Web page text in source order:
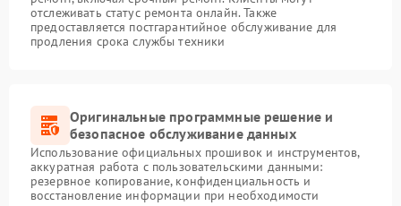
отслеживать статус ремонта онлайн. Также
предоставляется постгарантийное обслуживание для
продления срока службы техники
Оригинальные программные решение и
безопасное обслуживание данных
Использование официальных прошивок и инструментов,
аккуратная работа с пользовательскими данными:
резервное копирование, конфиденциальность и
восстановление информации при необходимости